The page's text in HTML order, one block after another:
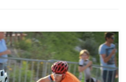
20h à 00h 1 GUTH – PATARIN OLIVIER –